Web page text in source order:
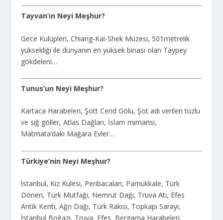
Tayvan’ın Neyi Meşhur?
Gece Kulüpleri, Chiang-Kai-Shek Müzesi, 501metrelik
yüksekliği ile dünyanın en yüksek binası olan Taypey
gökdeleni…
Tunus’un Neyi Meşhur?
Kartaca Harabeleri, Şott Cerid Gölü, Şot adı verilen tuzlu
ve sığ göller, Atlas Dağları, İslam mimarisi,
Matmata’daki Mağara Evler…
Türkiye’nin Neyi Meşhur?
İstanbul, Kız Kulesi, Peribacaları, Pamukkale, Türk
Döneri, Türk Mutfağı, Nemrut Dağı, Truva Atı, Efes
Antik Kenti, Ağrı Dağı, Türk Rakısı, Topkapı Sarayı,
İstanbul Boğazı, Truva, Efes, Bergama Harabeleri,